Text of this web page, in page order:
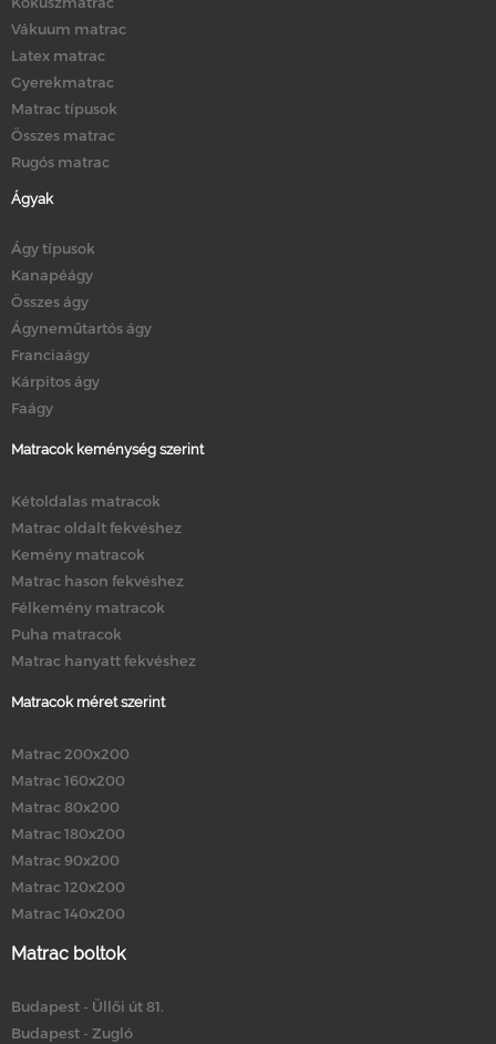
Vákuum matrac
Latex matrac
Gyerekmatrac
Matrac típusok
Összes matrac
Rugós matrac
Ágyak
Ágy típusok
Kanapéágy
Összes ágy
Ágyneműtartós ágy
Franciaágy
Kárpitos ágy
Faágy
Matracok keménység szerint
Kétoldalas matracok
Matrac oldalt fekvéshez
Kemény matracok
Matrac hason fekvéshez
Félkemény matracok
Puha matracok
Matrac hanyatt fekvéshez
Matracok méret szerint
Matrac 200x200
Matrac 160x200
Matrac 80x200
Matrac 180x200
Matrac 90x200
Matrac 120x200
Matrac 140x200
Matrac boltok
Budapest - Üllői út 81.
Budapest - Zugló